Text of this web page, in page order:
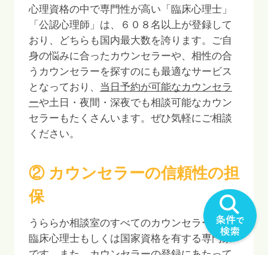
心理資格の中で専門性が高い「臨床心理士」
「公認心理師」は、
６０８ 名以上が登録して
おり、どちらも国内最大数を誇ります。ご自
身の悩みに合ったカウンセラーや、相性の合
うカウンセラーを探すのにも最適なサービス
となっており、 当日予約が可能なカウンセラ
ーや土日・夜間・深夜でも相談可能なカウン
セラーもたくさんいます。ぜひ気軽にご相談
ください。
② カウンセラーの信頼性の担
保
うららか相談室のすべてのカウンセラーは、
臨床心理士もしくは国家資格を有する専門家